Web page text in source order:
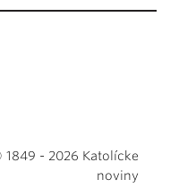
- 2026 Katolícke
noviny